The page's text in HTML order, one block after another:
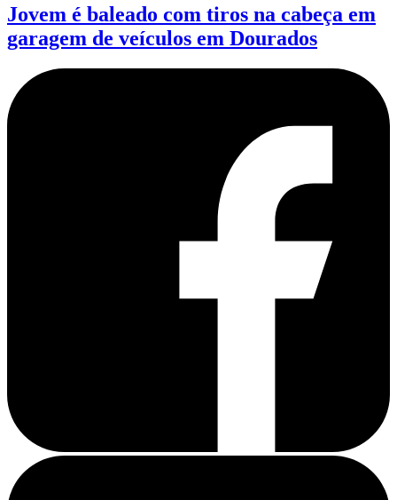
Jovem é baleado com tiros na cabeça em
garagem de veículos em Dourados